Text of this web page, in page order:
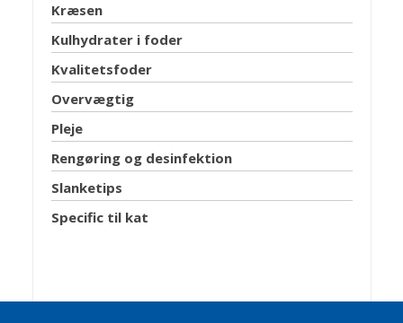
Kræsen
Kulhydrater i foder
Kvalitetsfoder
Overvægtig
Pleje
Rengøring og desinfektion
Slanketips
Specific til kat